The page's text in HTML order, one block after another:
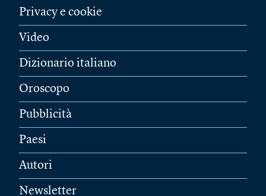
Privacy e cookie
Video
Dizionario italiano
Oroscopo
Pubblicità
Paesi
Autori
Newsletter